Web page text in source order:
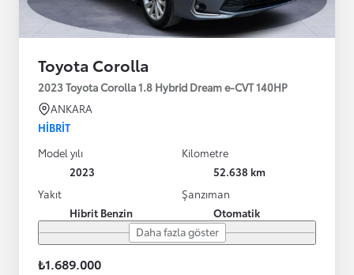
Toyota Corolla
2023 Toyota Corolla 1.8 Hybrid Dream e-CVT 140HP
ANKARA
HIBRIT
Model yılı
2023
Kilometre
52.638 km
Yakıt
Hibrit Benzin
Şanzıman
Otomatik
Daha fazla göster
₺1.689.000